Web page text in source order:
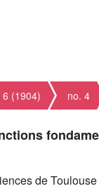
(1904) no. 4
de